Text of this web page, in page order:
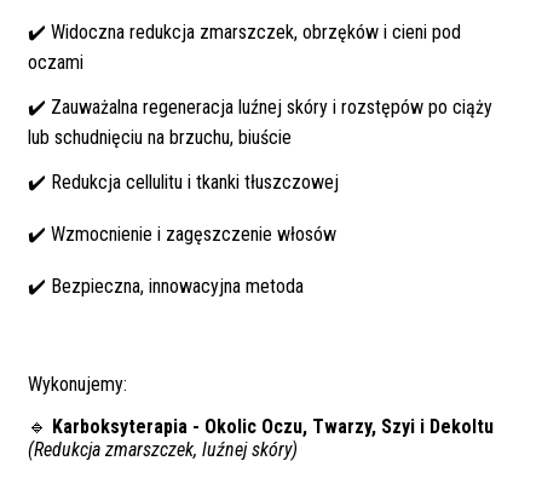
✔️ Widoczna redukcja zmarszczek, obrzęków i cieni pod
oczami
✔️ Zauważalna regeneracja luźnej skóry i rozstępów po ciąży
lub schudnięciu na brzuchu, biuście
✔️ Redukcja cellulitu i tkanki tłuszczowej
✔️ Wzmocnienie i zagęszczenie włosów
✔️ Bezpieczna, innowacyjna metoda
Wykonujemy:
🔹 Karboksyterapia - Okolic Oczu, Twarzy, Szyi i Dekoltu
(Redukcja zmarszczek, luźnej skóry)